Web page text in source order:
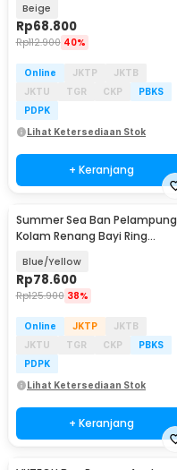
Beige
Rp68.800
Rp112.900 40%
Online JKTP
JKTB
JKTU
TGR CKP
PBKS
PDPK
Lihat Ketersediaan Stok
+ Keranjang
Summer Sea Ban Pelampung
Kolam Renang Bayi Ring
Blue/Yellow
Rp78.600
Rp125.900 38%
Online JKTP
JKTB
JKTU
TGR CKP
PBKS
PDPK
Lihat Ketersediaan Stok
+ Keranjang